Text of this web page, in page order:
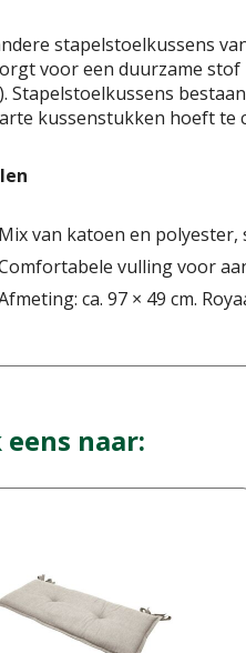
stapelstoelkussens
voor een duurzame
Stapelstoelkussens
kussenstukken hoeft te
Mix van katoen en
vulling voor
ca. 97 × 49 cm.
naar: